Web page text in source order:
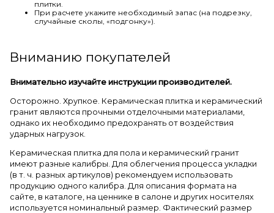
плитки.
При расчете укажите необходимый запас (на подрезку,
случайные сколы, «подгонку»).
Вниманию покупателей
Внимательно изучайте инструкции производителей.
Осторожно. Хрупкое. Керамическая плитка и керамический
гранит являются прочными отделочными материалами,
однако их необходимо предохранять от воздействия
ударных нагрузок.
Керамическая плитка для пола и керамический гранит
имеют разные калибры. Для облегчения процесса укладки
(в т. ч. разных артикулов) рекомендуем использовать
продукцию одного калибра. Для описания формата на
сайте, в каталоге, на ценнике в салоне и других носителях
используется номинальный размер. Фактический размер